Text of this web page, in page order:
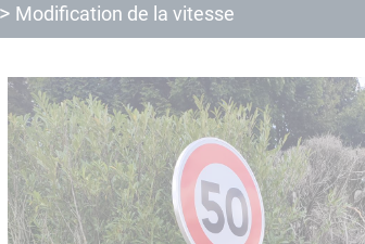
Modification de la vitesse